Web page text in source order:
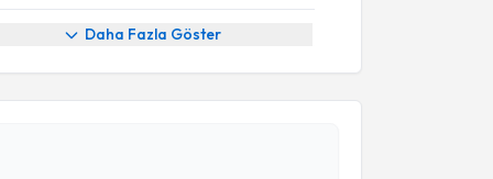
Daha Fazla Göster
Talebi